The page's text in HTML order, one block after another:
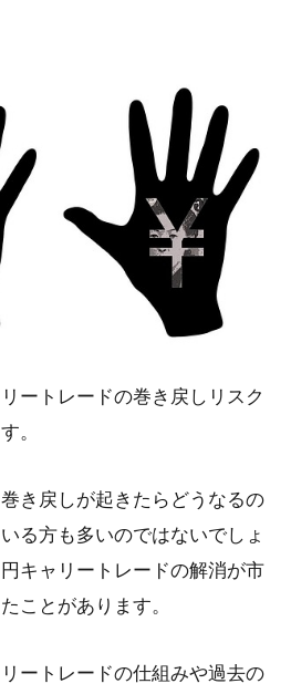
ートレードの巻き戻しリスク
。
き戻しが起きたらどうなるの
る方も多いのではないでしょ
キャリートレードの解消が市
ことがあります。
ートレードの仕組みや過去の